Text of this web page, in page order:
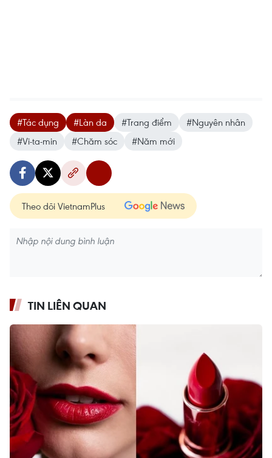
#Tác dụng #Làn da #Trang điểm
#Nguyên nhân
#Vi-ta-min
#Chăm sóc #Năm mới
Theo dõi VietnamPlus
TIN LIÊN QUAN